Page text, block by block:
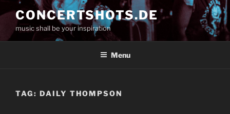
to
content
CONCERTSHOTS.DE
music shall be your inspiration
Menu
TAG: DAILY THOMPSON